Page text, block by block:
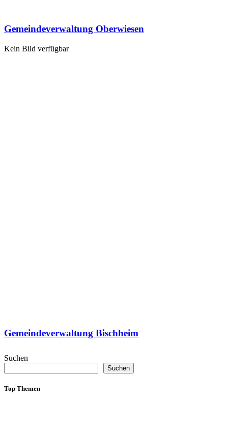
Gemeindeverwaltung Oberwiesen
Kein Bild verfügbar
Gemeindeverwaltung Bischheim
Suchen
Suchen
Top Themen